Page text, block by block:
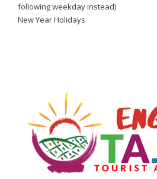
following weekday instead)
New Year Holidays